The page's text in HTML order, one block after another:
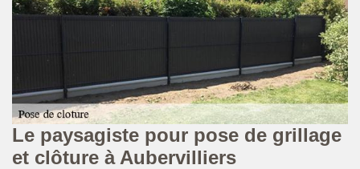
Le paysagiste pour pose de grillage
et clôture à Aubervilliers